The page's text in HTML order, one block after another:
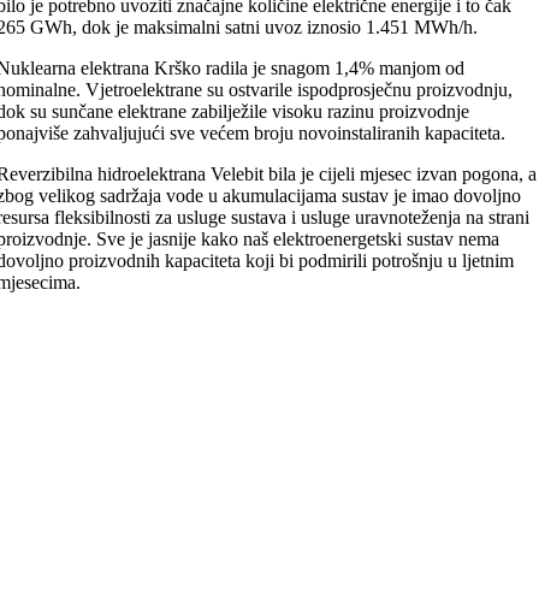
je potrebno uvoziti značajne količine električne energije i to čak
GWh, dok je maksimalni satni uvoz iznosio 1.451 MWh/h.
elektrana Krško radila je snagom 1,4% manjom od
Vjetroelektrane su ostvarile ispodprosječnu proizvodnju,
su sunčane elektrane zabilježile visoku razinu proizvodnje
zahvaljujući sve većem broju novoinstaliranih kapaciteta.
hidroelektrana Velebit bila je cijeli mjesec izvan pogona, a
velikog sadržaja vode u akumulacijama sustav je imao dovoljno
fleksibilnosti za usluge sustava i usluge uravnoteženja na strani
Sve je jasnije kako naš elektroenergetski sustav nema
proizvodnih kapaciteta koji bi podmirili potrošnju u ljetnim